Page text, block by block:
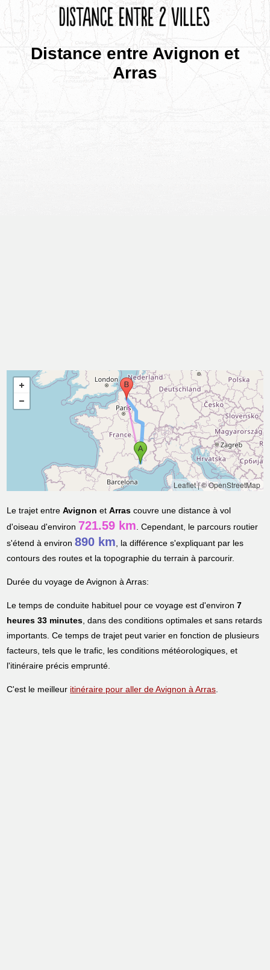
Distance entre Avignon et
Arras
Leaflet|© OpenStreetMap
Le trajet entreAvignon etArras couvre une distance à vol
d'oiseau d'environ 721.59 km. Cependant, le parcours routier
s'étend à environ890 km, la différence s'expliquant par les
contours des routes et la topographie du terrain à parcourir.
Durée du voyage de Avignon à Arras:
Le temps de conduite habituel pour ce voyage est d'environ7
heures 33 minutes, dans des conditions optimales et sans retards
importants. Ce temps de trajet peut varier en fonction de plusieurs
facteurs, tels que le trafic, les conditions météorologiques, et
l'itinéraire précis emprunté.
C'est le meilleur itinéraire pour aller de Avignon à Arras.